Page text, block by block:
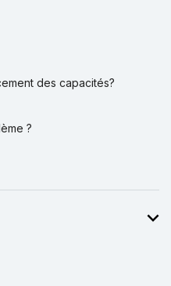
des capacités?
?